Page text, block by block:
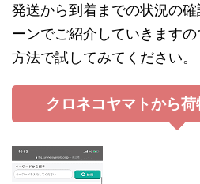
発送から到着までの状況の
ーンでご紹介していきます
方法で試してみてください。
クロネコヤマトから